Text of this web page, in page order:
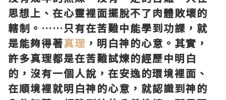
思想上、在心靈裡面擺脫不了肉體敗壞的
轄制。……只有在苦難中能學到功課，就
是能夠得著真理 ，明白神的心意。其實，
許多真理都是在苦難試煉的經歷中明白
的，沒有一個人說，在安逸的環境裡面、
在順境裡就明白神的心意，就認識到神的